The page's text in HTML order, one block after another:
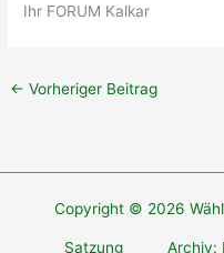
Ihr FORUM Kalkar
← Vorheriger Beitrag
Copyright © 2026
Satzung Archiv: